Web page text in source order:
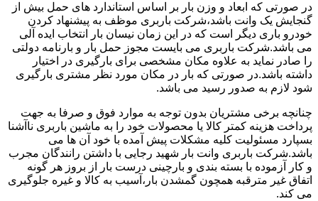
در صورتی که ابعاد و وزن بار بر اساس استاندارد های حمل بیش از
گنجایش یک وانت باشد،شرکت باربری موظف به پیشنهاد کردن
خودرو باری دیگر است که در این زمان نیسان بار انتخاب ایده آلی
می باشد.شرکت باربری می بایست مجوز حمل بار و بارنامه دولتی
را صادر نماید به علاوه مکان مشخصی برای بارگیری در اختیار
داشته باشد.در صورتی که بار در مکان مورد نظر مشتری بارگیری
شود لازم به صدور رسید می باشد.
چنانچه برخی مشتریان بدون توجه به موارد فوق و صرفا به جهت
پرداخت هزینه کمتر کالا یا محصولات خود را به ماشین باربری ناآشنا
بسپارد مسئولیت کلیه مشکلات پیش آمده با خود آن ها می
باشد.شرکت باربری وانت بار شهید رجایی با داشتن رانندگان مجرب
و کار آزموده با بسته بندی و بارچینی درست بار از بروز هر گونه
اتفاق غیر مترقبه همچون گمشدن بار،آسیب به کالا و غیره جلوگیری
می کند.